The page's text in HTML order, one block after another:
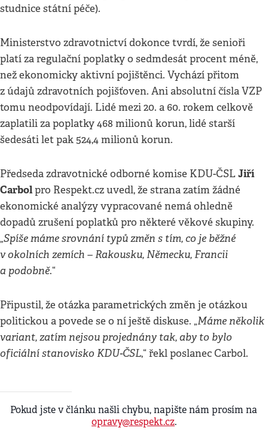
studnice státní péče).
Ministerstvo zdravotnictví dokonce tvrdí, že senioři
platí za regulační poplatky o sedmdesát procent méně,
než ekonomicky aktivní pojištěnci. Vychází přitom
z údajů zdravotních pojišťoven. Ani absolutní čísla VZP
tomu neodpovídají. Lidé mezi 20. a 60. rokem celkově
zaplatili za poplatky 468 milionů korun, lidé starší
šedesáti let pak 524,4 milionů korun.
Předseda zdravotnické odborné komise KDU-ČSL Jiří
Carbolpro Respekt.cz uvedl, že strana zatím žádné
ekonomické analýzy vypracované nemá ohledně
dopadů zrušení poplatků pro některé věkové skupiny.
„Spíše máme srovnání typů změn s tím, co je běžné
v okolních zemích – Rakousku, Německu, Francii
a podobně.“
Připustil, že otázka parametrických změn je otázkou
politickou a povede se o ní ještě diskuse. „Máme několik
variant, zatím nejsou projednány tak, aby to bylo
oficiální stanovisko KDU-ČSL,“ řekl poslanec Carbol.
Pokud jste v článku našli chybu, napište nám prosím na
opravy@respekt.cz.